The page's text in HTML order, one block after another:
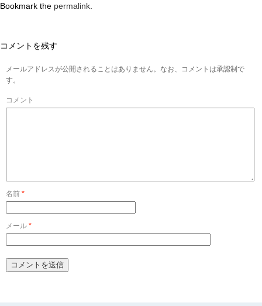
Bookmark the permalink
コメントを残す
メールアドレスが公開されることはありません。なお、コメントは承認制で
す。
コメント
名前 *
メール *